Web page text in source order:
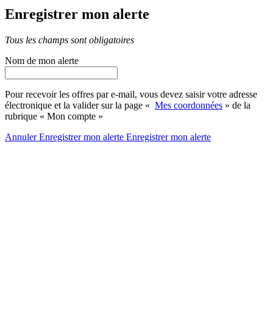
Enregistrer mon alerte
Tous les champs sont obligatoires
Nom de mon alerte
Pour recevoir les offres par e-mail, vous devez saisir votre adresse
électronique et la valider sur la page « Mes coordonnées » de la
rubrique « Mon compte »
AnnulerEnregistrer mon alerte Enregistrermon alerte